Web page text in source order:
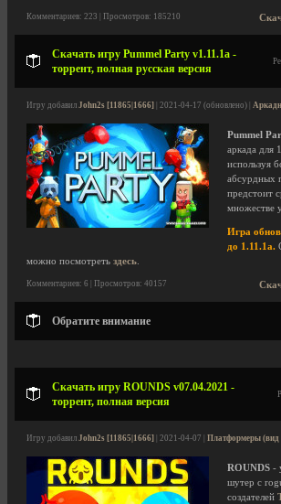
Комментариев: 223 | Просмотров: 185210
Скачать игру Pummel Party v1.11.1a -
торрент, полная русская версия
Игру добавил John2s [11865|1666] | 2021-04-17 (обновлено) |
Pummel
аркада для
используя
абсурдных
предстоит
множестве
Игра
до 1.11.1a.
можно посмотреть здесь
Комментариев: 6 | Просмотров: 40157
Обратите внимание
Скачать игру ROUNDS v07.04.2021 -
торрент, полная версия
Игру добавил John2s [11865|1666] | 2021-04-07 | Платформеры (вид
ROUNDS -
шутер с
создателей